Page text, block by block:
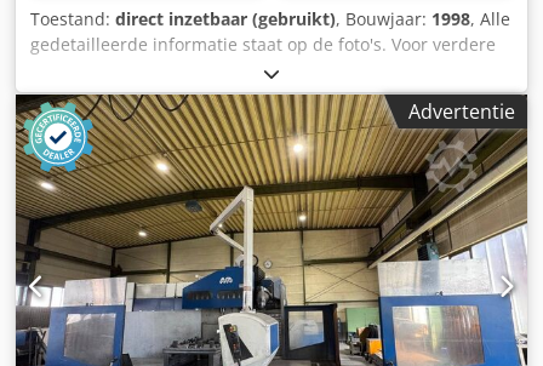
Toestand: direct inzetbaar (gebruikt), Bouwjaar: 1998, Alle
gedetailleerde informatie staat op de foto's. Voor verdere
details kunt u contact met ons opnemen. Cjdpfxow Dt Tle
Ac Tsha
Advertentie